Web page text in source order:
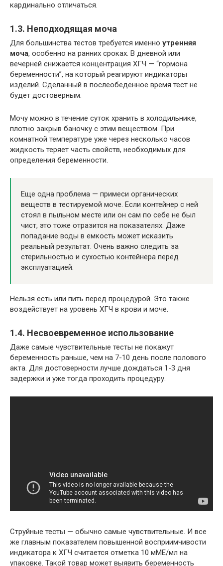
кардинально отличаться.
1.3. Неподходящая моча
Для большинства тестов требуется именно утренняя
моча, особенно на ранних сроках. В дневной или
вечерней снижается концентрация ХГЧ — “гормона
беременности”, на который реагируют индикаторы
изделий. Сделанный в послеобеденное время тест не
будет достоверным.
Мочу можно в течение суток хранить в холодильнике,
плотно закрыв баночку с этим веществом. При
комнатной температуре уже через несколько часов
жидкость теряет часть свойств, необходимых для
определения беременности.
Еще одна проблема — примеси органических
веществ в тестируемой моче. Если контейнер с ней
стоял в пыльном месте или он сам по себе не был
чист, это тоже отразится на показателях. Даже
попадание воды в емкость может исказить
реальный результат. Очень важно следить за
стерильностью и сухостью контейнера перед
эксплуатацией.
Нельзя есть или пить перед процедурой. Это также
воздействует на уровень ХГЧ в крови и моче.
1.4. Несвоевременное использование
Даже самые чувствительные тесты не покажут
беременность раньше, чем на 7-10 день после полового
акта. Для достоверности лучше дождаться 1-3 дня
задержки и уже тогда проходить процедуру.
Струйные тесты — обычно самые чувствительные. И все
же главным показателем повышенной восприимчивости
индикатора к ХГЧ считается отметка 10 мМЕ/мл на
упаковке. Такой товар может выявить беременность